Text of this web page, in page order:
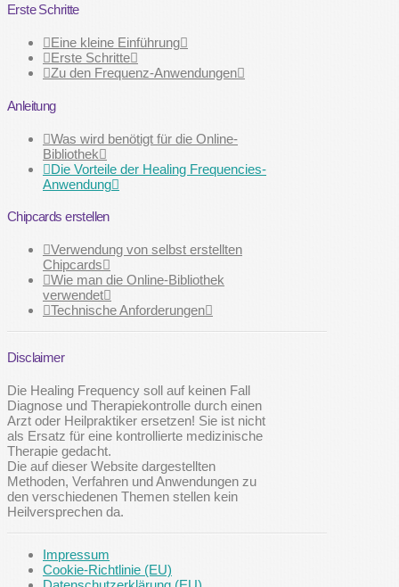
Erste Schritte
Eine kleine Einführung
Erste Schritte
Zu den Frequenz-Anwendungen
Anleitung
Was wird benötigt für die Online-
Bibliothek
Die Vorteile der Healing Frequencies-
Anwendung
Chipcards erstellen
Verwendung von selbst erstellten
Chipcards
Wie man die Online-Bibliothek
verwendet
Technische Anforderungen
Disclaimer
Die Healing Frequency soll auf keinen Fall
Diagnose und Therapiekontrolle durch einen
Arzt oder Heilpraktiker ersetzen! Sie ist nicht
als Ersatz für eine kontrollierte medizinische
Therapie gedacht.
Die auf dieser Website dargestellten
Methoden, Verfahren und Anwendungen zu
den verschiedenen Themen stellen kein
Heilversprechen da.
Impressum
Cookie-Richtlinie (EU)